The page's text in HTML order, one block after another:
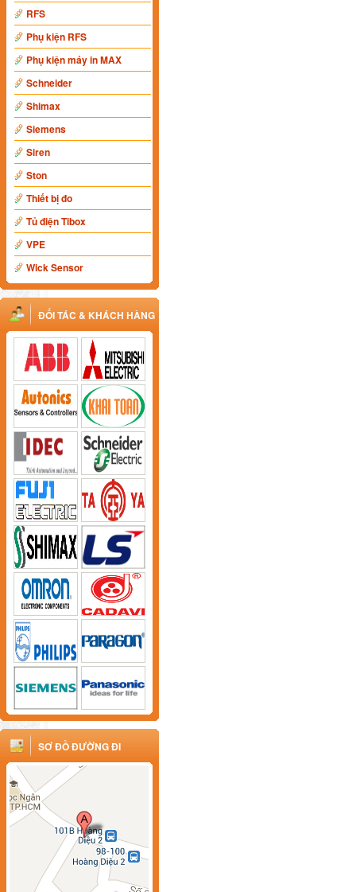
RFS
Phụ kiện RFS
Phụ kiện máy in MAX
Schneider
Shimax
Siemens
Siren
Ston
Thiết bị đo
Tủ điện Tibox
VPE
Wick Sensor
ĐỐI TÁC & KHÁCH HÀNG
SƠ ĐỒ ĐƯỜNG ĐI